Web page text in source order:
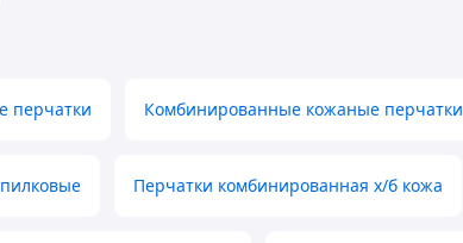
перчатки Комбинированные кожаные перчатки
Перчатки комбинированная х/б кожа